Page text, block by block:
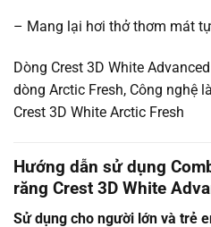
– Mang lại hơi thở thơm mát
Dòng Crest 3D White
dòng Arctic Fresh, Công nghệ
Crest 3D White Arctic Fresh
Hướng dẫn sử dụng
răng Crest 3D White
Sử dụng cho người lớn và trẻ